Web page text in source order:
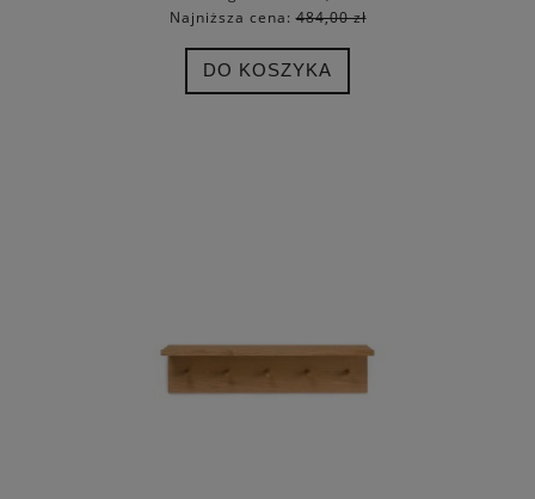
Najniższa cena:484,00 zł
DO KOSZYKA